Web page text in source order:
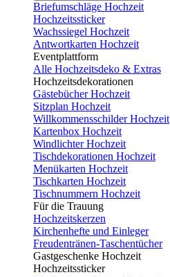
Briefumschläge Hochzeit
Hochzeitssticker
Wachssiegel Hochzeit
Antwortkarten Hochzeit
Eventplattform
Alle Hochzeitsdeko & Extras
Hochzeitsdekorationen
Gästebücher Hochzeit
Sitzplan Hochzeit
Willkommensschilder Hochzeit
Kartenbox Hochzeit
Windlichter Hochzeit
Tischdekorationen Hochzeit
Menükarten Hochzeit
Tischkarten Hochzeit
Tischnummern Hochzeit
Für die Trauung
Hochzeitskerzen
Kirchenhefte und Einleger
Freudentränen-Taschentücher
Gastgeschenke Hochzeit
Hochzeitssticker